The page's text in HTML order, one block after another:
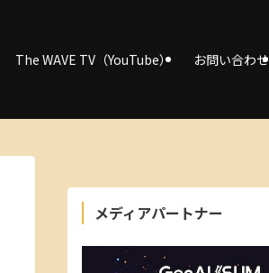
The WAVE TV（YouTube） お問い合わせ
メディアパートナー